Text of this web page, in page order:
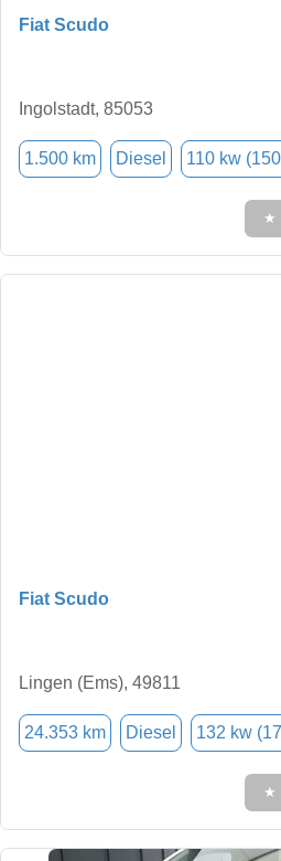
Fiat Scudo
Ingolstadt, 85053
1.500 km Diesel 110 kw
★
Fiat Scudo
Lingen (Ems), 49811
24.353 km Diesel 132 kw
★